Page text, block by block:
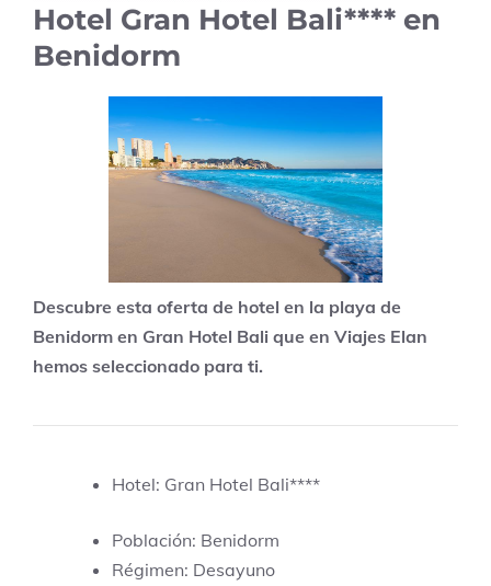
Hotel Gran Hotel Bali**** en
Benidorm
Descubre esta oferta de hotel en la playa de
Benidorm en Gran Hotel Bali que en Viajes Elan
hemos seleccionado para ti.
Hotel: Gran Hotel Bali****
Población: Benidorm
Régimen: Desayuno